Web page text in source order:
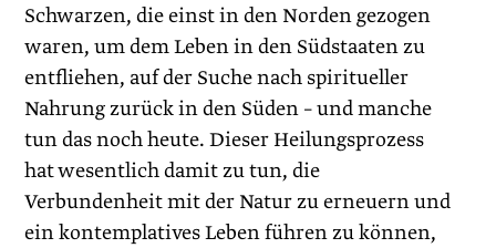
Schwarzen, die einst in den Norden gezogen
waren, um dem Leben in den Südstaaten zu
entfliehen, auf der Suche nach spiritueller
Nahrung zurück in den Süden – und manche
tun das noch heute. Dieser Heilungsprozess
hat wesentlich damit zu tun, die
Verbundenheit mit der Natur zu erneuern und
ein kontemplatives Leben führen zu können,